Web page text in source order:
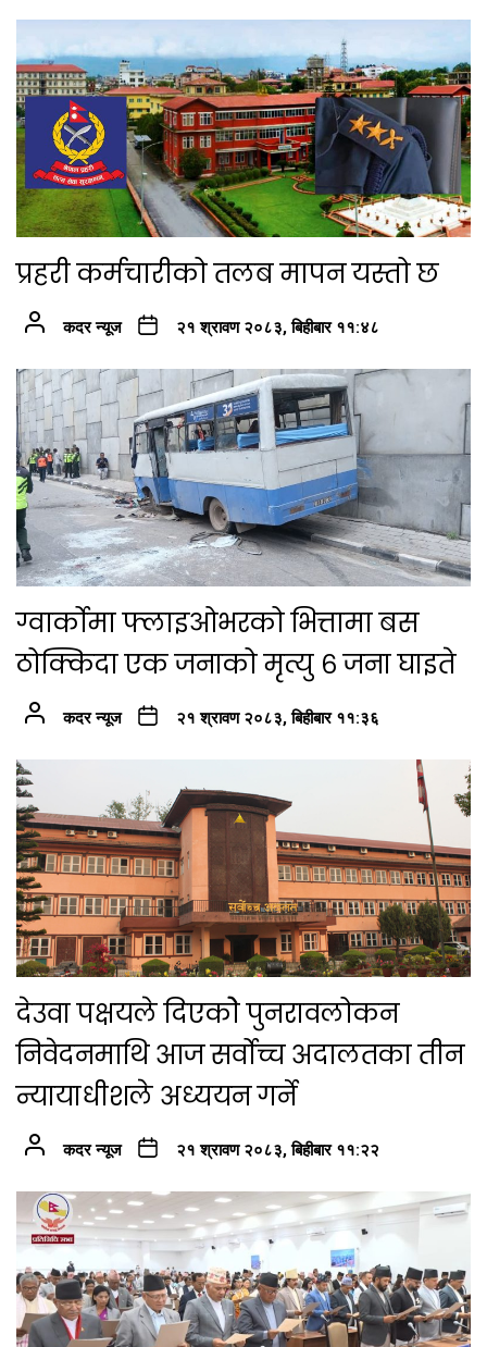
प्रहरी कर्मचारीको तलब मापन यस्तो छ
कदर न्यूज २१ श्रावण २०८३, बिहीबार ११:४८
ग्वार्कोमा फ्लाइओभरको भित्तामा बस
ठोक्किदा एक जनाको मृत्यु ६ जना घाइते
कदर न्यूज २१ श्रावण २०८३, बिहीबार ११:३६
देउवा पक्षयले दिएकोे पुनरावलोकन
निवेदनमाथि आज सर्वोच्च अदालतका तीन
न्यायाधीशले अध्ययन गर्ने
कदर न्यूज २१ श्रावण २०८३, बिहीबार ११:२२